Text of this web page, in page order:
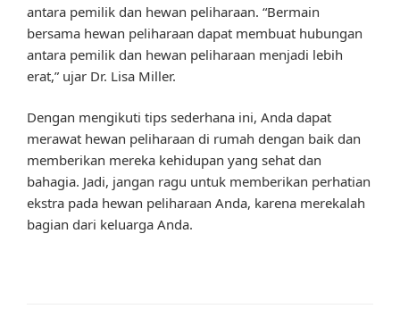
antara pemilik dan hewan peliharaan. “Bermain
bersama hewan peliharaan dapat membuat hubungan
antara pemilik dan hewan peliharaan menjadi lebih
erat,” ujar Dr. Lisa Miller.
Dengan mengikuti tips sederhana ini, Anda dapat
merawat hewan peliharaan di rumah dengan baik dan
memberikan mereka kehidupan yang sehat dan
bahagia. Jadi, jangan ragu untuk memberikan perhatian
ekstra pada hewan peliharaan Anda, karena merekalah
bagian dari keluarga Anda.